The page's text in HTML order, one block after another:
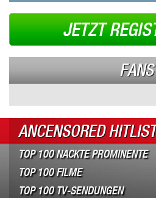
JETZT
FANS
ANCENSORED
TOP 100 NACKTE PROMINENTE
TOP 100 FILME
TOP 100 TV-SENDUNGEN